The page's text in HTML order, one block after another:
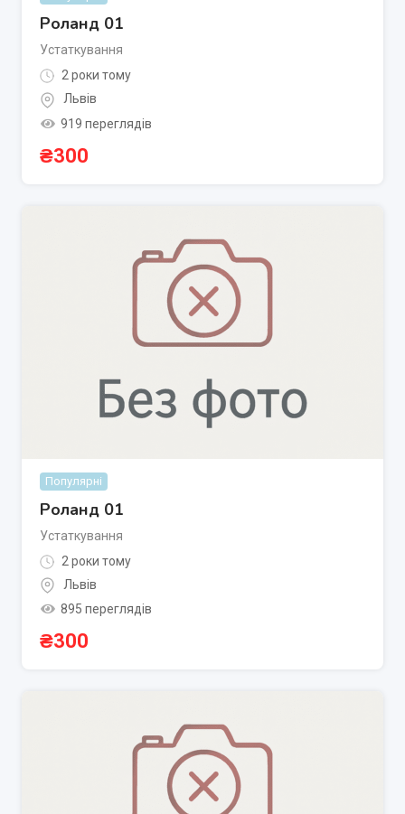
Роланд 01
Устаткування
2 роки тому
Львів
919 переглядів
₴300
Популярні
Роланд 01
Устаткування
2 роки тому
Львів
895 переглядів
₴300